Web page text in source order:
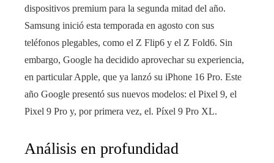
dispositivos premium para la segunda mitad del año.
Samsung inició esta temporada en agosto con sus
teléfonos plegables, como el Z Flip6 y el Z Fold6. Sin
embargo, Google ha decidido aprovechar su experiencia,
en particular Apple, que ya lanzó su iPhone 16 Pro. Este
año Google presentó sus nuevos modelos: el Pixel 9, el
Pixel 9 Pro y, por primera vez, el. Píxel 9 Pro XL.
Análisis en profundidad